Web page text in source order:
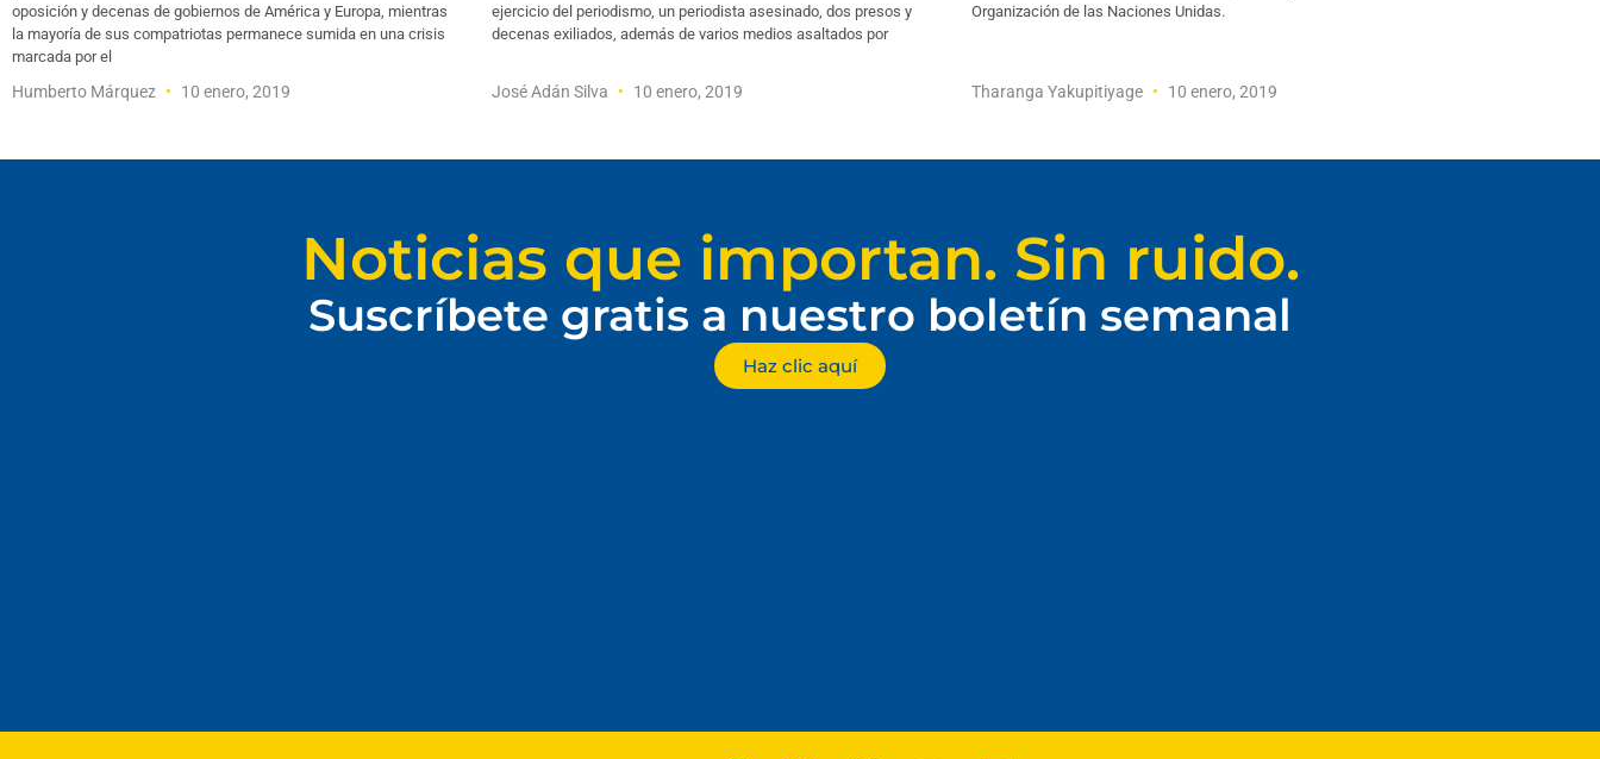
oposición y decenas de gobiernos de América y Europa, mientras
la mayoría de sus compatriotas permanece sumida en una crisis
marcada por el
Humberto Márquez 10 enero, 2019
ejercicio del periodismo, un periodista asesinado, dos presos y
decenas exiliados, además de varios medios asaltados por
José Adán Silva 10 enero, 2019
Organización de las Naciones Unidas.
Tharanga Yakupitiyage 10 enero, 2019
Noticias que importan. Sin ruido.
Suscríbete gratis a nuestro boletín semanal
Haz clic aquí